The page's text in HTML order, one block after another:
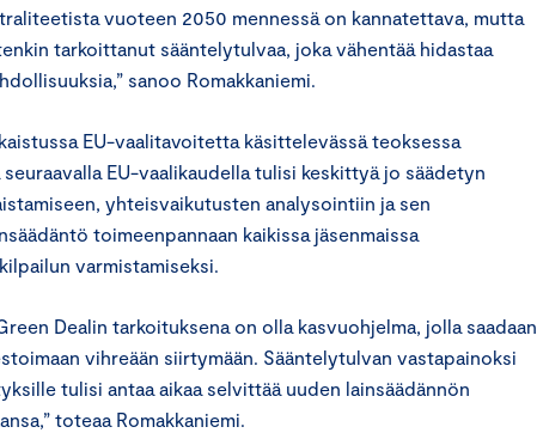
vuoteen 2050 mennessä on kannatettava, mutta
tarkoittanut sääntelytulvaa, joka vähentää hidastaa
sanoo Romakkaniemi.
EU-vaalitavoitetta käsittelevässä teoksessa
EU-vaalikaudella tulisi keskittyä jo säädetyn
yhteisvaikutusten analysointiin ja sen
toimeenpannaan kaikissa jäsenmaissa
varmistamiseksi.
Dealin tarkoituksena on olla kasvuohjelma, jolla saadaan
vihreään siirtymään. Sääntelytulvan vastapainoksi
tulisi antaa aikaa selvittää uuden lainsäädännön
toteaa Romakkaniemi.